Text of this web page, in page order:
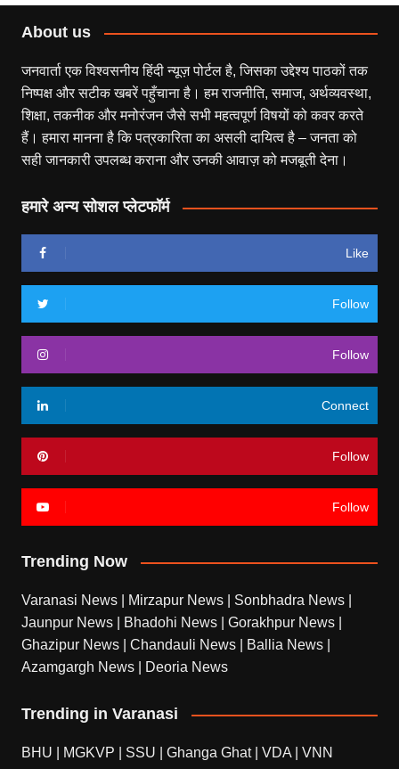
About us
जनवार्ता एक विश्वसनीय हिंदी न्यूज़ पोर्टल है, जिसका उद्देश्य पाठकों तक
निष्पक्ष और सटीक खबरें पहुँचाना है। हम राजनीति, समाज, अर्थव्यवस्था,
शिक्षा, तकनीक और मनोरंजन जैसे सभी महत्वपूर्ण विषयों को कवर करते
हैं। हमारा मानना है कि पत्रकारिता का असली दायित्व है – जनता को
सही जानकारी उपलब्ध कराना और उनकी आवाज़ को मजबूती देना।
हमारे अन्य सोशल प्लेटफॉर्म
Like
Follow
Follow
Connect
Follow
Follow
Trending Now
Varanasi News Mirzapur News Sonbhadra News
Jaunpur News
Bhadohi News Gorakhpur News
Ghazipur News
Chandauli News Ballia News
Azamgargh News
Deoria News
Trending in Varanasi
BHU MGKVP SSU Ghanga Ghat| VDA VNN